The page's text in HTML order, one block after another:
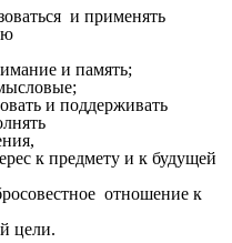
и применять
и память;
и поддерживать
и к будущей
отношение к